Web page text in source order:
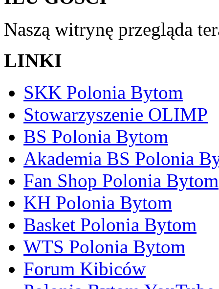
Naszą witrynę przegląda
LINKI
SKK Polonia Bytom
Stowarzyszenie OLIMP
BS Polonia Bytom
Akademia BS Polonia
Fan Shop Polonia Bytom
KH Polonia Bytom
Basket Polonia Bytom
WTS Polonia Bytom
Forum Kibiców